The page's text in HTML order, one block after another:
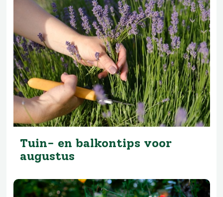
Tuin- en balkontips voor
augustus